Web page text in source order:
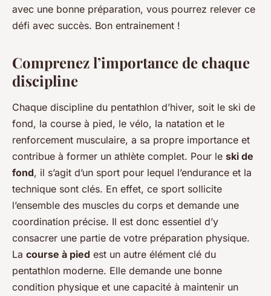
avec une bonne préparation, vous pourrez relever ce
défi avec succès. Bon entrainement !
Comprenez l’importance de chaque
discipline
Chaque discipline du pentathlon d’hiver, soit le ski de
fond, la course à pied, le vélo, la natation et le
renforcement musculaire, a sa propre importance et
contribue à former un athlète complet. Pour le ski de
fond, il s’agit d’un sport pour lequel l’endurance et la
technique sont clés. En effet, ce sport sollicite
l’ensemble des muscles du corps et demande une
coordination précise. Il est donc essentiel d’y
consacrer une partie de votre préparation physique.
La course à pied est un autre élément clé du
pentathlon moderne. Elle demande une bonne
condition physique et une capacité à maintenir un